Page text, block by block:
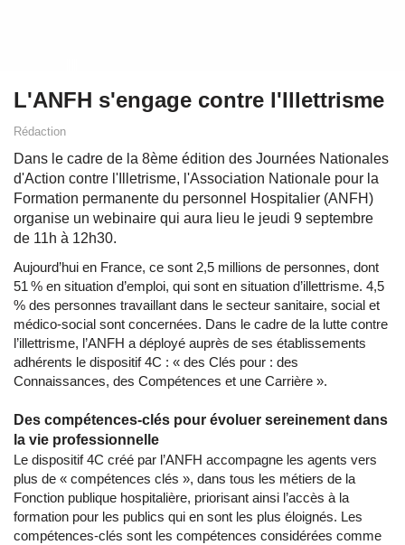
L'ANFH s'engage contre l'Illettrisme
Rédaction
Dans le cadre de la 8ème édition des Journées Nationales
d'Action contre l'Illetrisme, l'Association Nationale pour la
Formation permanente du personnel Hospitalier (ANFH)
organise un webinaire qui aura lieu le jeudi 9 septembre
de 11h à 12h30.
Aujourd’hui en France, ce sont 2,5 millions de personnes, dont
51 % en situation d’emploi, qui sont en situation d’illettrisme. 4,5
% des personnes travaillant dans le secteur sanitaire, social et
médico-social sont concernées. Dans le cadre de la lutte contre
l’illettrisme, l’ANFH a déployé auprès de ses établissements
adhérents le dispositif 4C : « des Clés pour : des
Connaissances, des Compétences et une Carrière ».
Des compétences-clés pour évoluer sereinement dans
la vie professionnelle
Le dispositif 4C créé par l’ANFH accompagne les agents vers
plus de « compétences clés », dans tous les métiers de la
Fonction publique hospitalière, priorisant ainsi l’accès à la
formation pour les publics qui en sont les plus éloignés. Les
compétences-clés sont les compétences considérées comme